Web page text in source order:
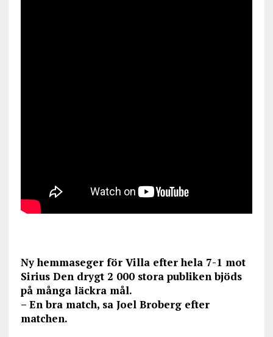
Ny hemmaseger för Villa efter hela 7-1 mot
Sirius Den drygt 2 000 stora publiken bjöds
på många läckra mål.
– En bra match, sa Joel Broberg efter
matchen.